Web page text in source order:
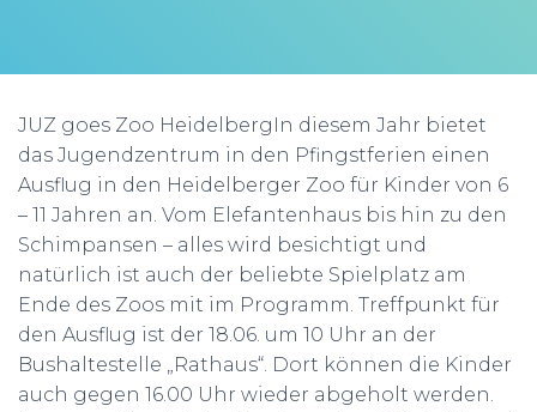
H
N
JUZ goes Zoo HeidelbergIn diesem Jahr bietet
das Jugendzentrum in den Pfingstferien einen
Ausflug in den Heidelberger Zoo für Kinder von 6
– 11 Jahren an. Vom Elefantenhaus bis hin zu den
Schimpansen – alles wird besichtigt und
natürlich ist auch der beliebte Spielplatz am
Ende des Zoos mit im Programm. Treffpunkt für
den Ausflug ist der 18.06. um 10 Uhr an der
Bushaltestelle „Rathaus“. Dort können die Kinder
auch gegen 16.00 Uhr wieder abgeholt werden.